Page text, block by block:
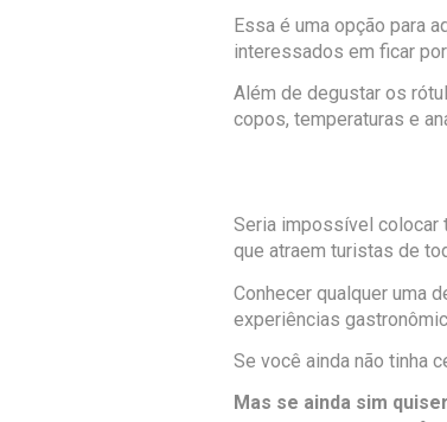
Essa é uma opção para
interessados em ficar
Além de degustar os
copos, temperaturas e
Seria impossível colocar
que atraem turistas de
Conhecer qualquer uma
experiências
Se você ainda não tinha
Mas se ainda sim